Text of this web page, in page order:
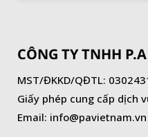
CÔNG TY TNHH
MST/ĐKKD/QĐTL:
Giấy phép cung cấp dịch
Email: